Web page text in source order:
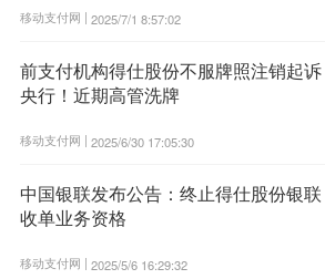
移动支付网 | 2025/7/1 8:57:02
前支付机构得仕股份不服牌照注销起诉
央行！近期高管洗牌
移动支付网 | 2025/6/30 17:05:30
中国银联发布公告：终止得仕股份银联
收单业务资格
移动支付网 | 2025/5/6 16:29:32